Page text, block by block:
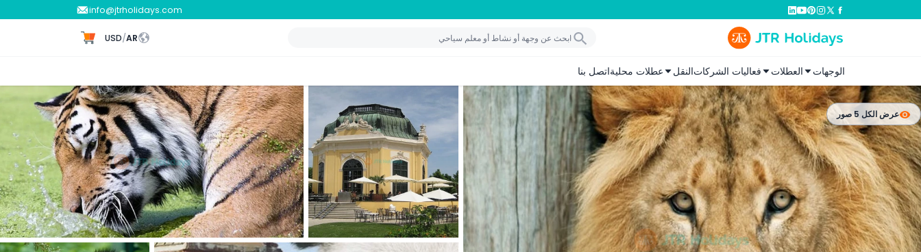
info@jtrholidays.com
AR
/
USD
الوجهات العطلات فعاليات الشركاتالنقل عطلات محليةاتصل بنا
عرض الكل 5 صور